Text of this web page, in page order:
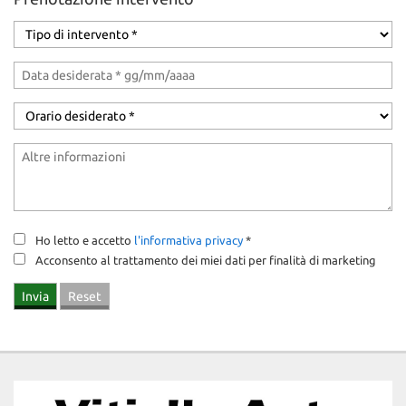
Ho letto e accetto l'informativa privacy *
Acconsento al trattamento dei miei dati per finalità di marketing
strumenti
tracciamento
si
rimanda
alla
cookie
policy.
modificare
le
scelte
in